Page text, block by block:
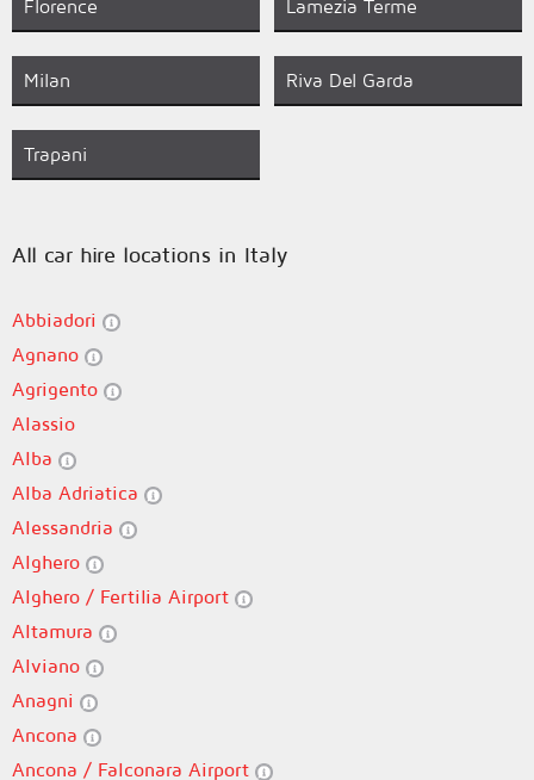
Florence Lamezia Terme
Milan Riva Del Garda
Trapani
All car hire locations in Italy
Abbiadori
Agnano
Agrigento
Alassio
Alba
Alba Adriatica
Alessandria
Alghero
Alghero / Fertilia Airport
Altamura
Alviano
Anagni
Ancona
Ancona / Falconara Airport